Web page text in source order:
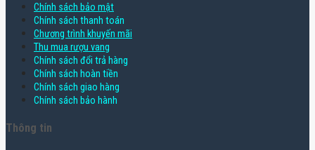
Chính sách bảo mật
Chính sách thanh toán
Chương trình khuyến mãi
Thu mua rượu vang
Chính sách đổi trả hàng
Chính sách hoàn tiền
Chính sách giao hàng
Chính sách bảo hành
Thông tin